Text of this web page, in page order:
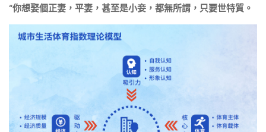
“你想娶個正妻，平妻，甚至是小妾，都無所謂，只要世特質。